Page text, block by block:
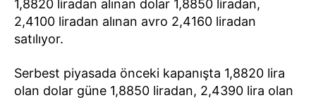
1,8820 liradan alınan dolar 1,8850 liradan,
2,4100 liradan alınan avro 2,4160 liradan
satılıyor.
Serbest piyasada önceki kapanışta 1,8820 lira
olan dolar güne 1,8850 liradan, 2,4390 lira olan